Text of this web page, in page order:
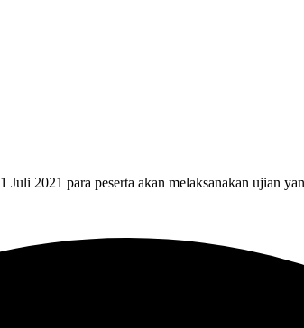
2021 para peserta akan melaksanakan ujian